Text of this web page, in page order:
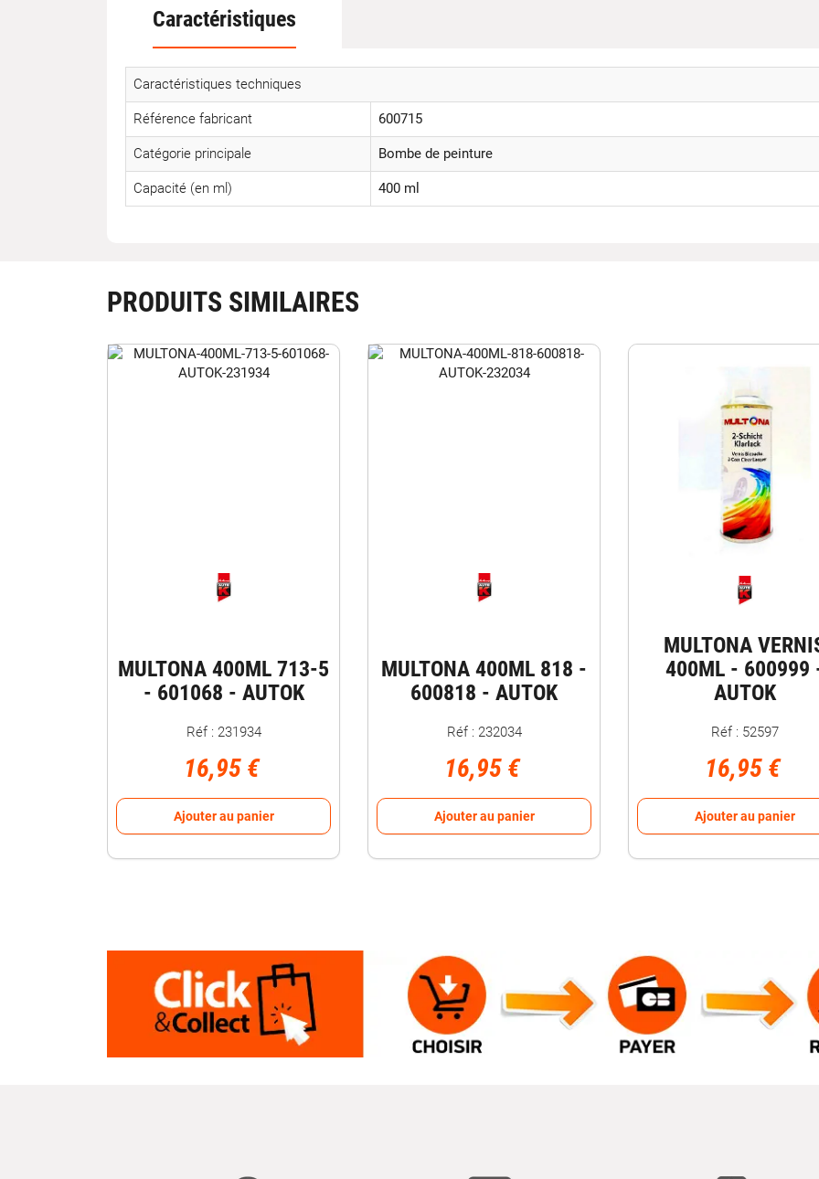
Caractéristiques
Caractéristiques techniques
Référence fabricant 600715
Catégorie principale Bombe de peinture
Capacité (en ml) 400 ml
PRODUITS SIMILAIRES
MULTONA 400ML 713-5
- 601068 - AUTOK
Réf : 231934
16,95 €
Ajouter au panier
MULTONA 400ML 818 -
600818 - AUTOK
Réf : 232034
16,95 €
Ajouter au panier
MULTONA
400ML - 600999
AUTOK
Réf : 52597
16,95 €
Ajouter au panier